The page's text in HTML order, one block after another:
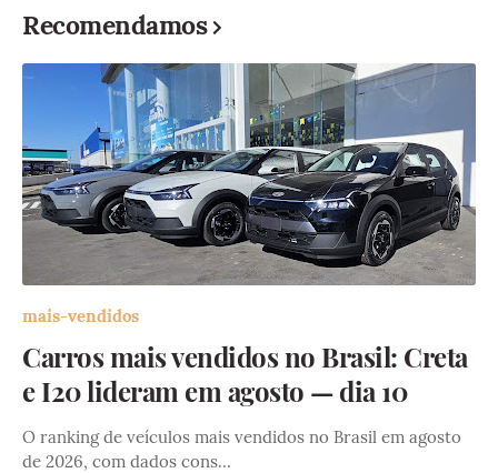
Recomendamos
mais-vendidos
Carros mais vendidos no Brasil: Creta
e I20 lideram em agosto — dia 10
O ranking de veículos mais vendidos no Brasil em agosto
de 2026, com dados cons…